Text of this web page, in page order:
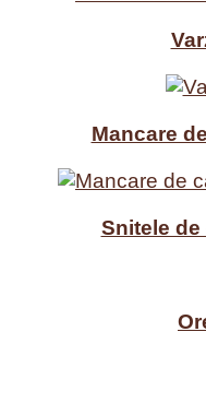
Mancare
Snitele